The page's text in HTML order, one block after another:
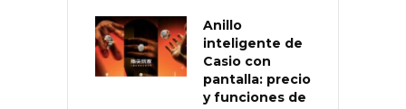
Anillo
inteligente de
Casio con
pantalla: precio
y funciones de